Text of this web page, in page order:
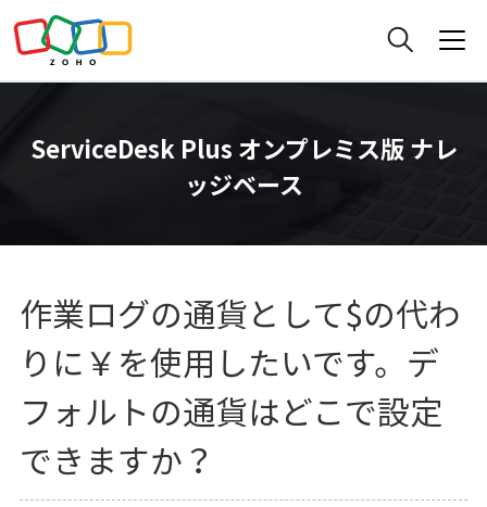
ServiceDesk Plus オンプレミス版 ナレ
ッジベース
作業ログの通貨として$の代わ
りに￥を使用したいです。デ
フォルトの通貨はどこで設定
できますか？